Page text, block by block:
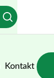
Kontakt